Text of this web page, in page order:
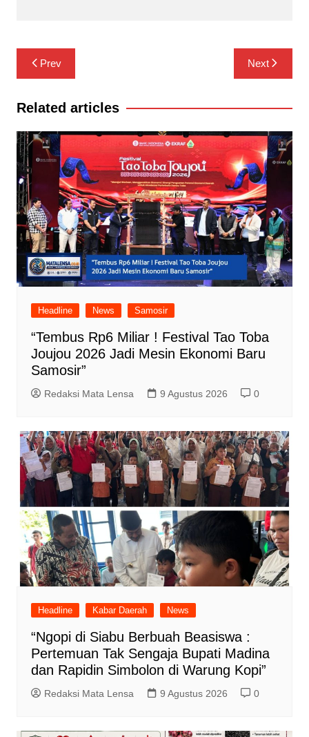
Navigasi
pos
Prev Next
Related articles
Headline News Samosir
“Tembus Rp6 Miliar ! Festival Tao Toba
Joujou 2026 Jadi Mesin Ekonomi Baru
Samosir”
Redaksi Mata Lensa 9 Agustus 2026 0
Headline Kabar Daerah News
“Ngopi di Siabu Berbuah Beasiswa :
Pertemuan Tak Sengaja Bupati Madina
dan Rapidin Simbolon di Warung Kopi”
Redaksi Mata Lensa 9 Agustus 2026 0